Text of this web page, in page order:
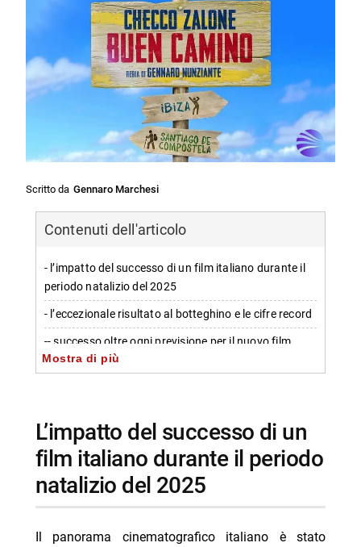
Scritto da Gennaro Marchesi
Contenuti dell'articolo
- l’impatto del successo di un film italiano durante il
periodo natalizio del 2025
- l’eccezionale risultato al botteghino e le cifre record
-- successo oltre ogni previsione per il nuovo film
- le dinamiche di produzione e strategia
- il successo del cinema italiano rispetto a Hollywood
-- persons, ospiti e membri del cast principali
-- Scopri di più da Jump the shark
-- RispondiAnnulla risposta
- Reazione a catena oggi 8 agosto 2026 Rai 1 Liorni
Mostra di più
l’impatto del successo di un
film italiano durante il periodo
natalizio del 2025
Il panorama cinematografico italiano è stato